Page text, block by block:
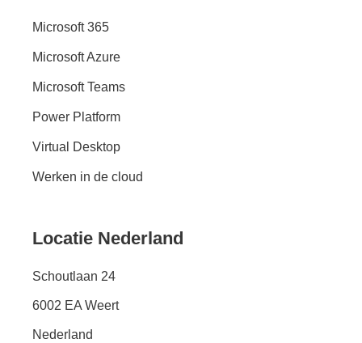
Microsoft 365
Microsoft Azure
Microsoft Teams
Power Platform
Virtual Desktop
Werken in de cloud
Locatie Nederland
Schoutlaan 24
6002 EA Weert
Nederland